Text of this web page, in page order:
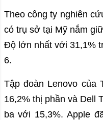
Theo công ty nghiên
có trụ sở tại Mỹ nắm
Độ lớn nhất với 31,1%
6.
Tập đoàn Lenovo của
16,2% thị phần và Dell
ba với 15,3%. Apple